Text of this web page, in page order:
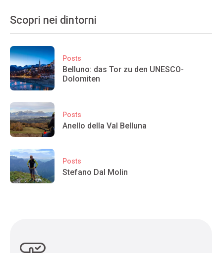
Scopri nei dintorni
Posts
Belluno: das Tor zu den UNESCO-
Dolomiten
Posts
Anello della Val Belluna
Posts
Stefano Dal Molin